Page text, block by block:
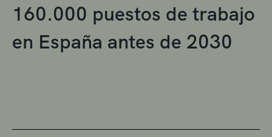
160.000 puestos de trabajo
en España antes de 2030